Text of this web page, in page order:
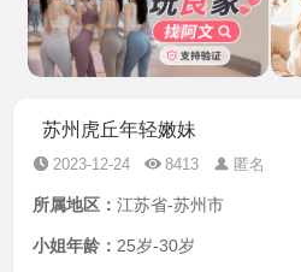
苏州虎丘年轻嫩妹
2023-12-24 8413 匿名
所属地区： 江苏省-苏州市
小姐年龄： 25岁-30岁